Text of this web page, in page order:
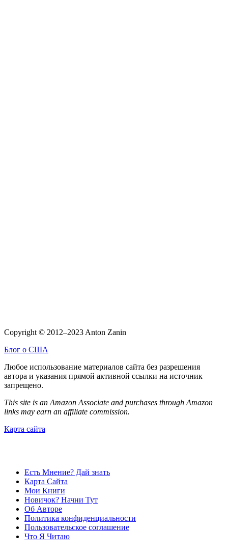
Copyright © 2012–2023 Anton Zanin
Блог о США
Любое использование материалов сайта без разрешения
автора и указания прямой активной ссылки на источник
запрещено.
This site is an Amazon Associate and purchases through Amazon
links may earn an affiliate commission.
Карта сайта
Есть Мнение? Дай знать
Карта Сайта
Мои Книги
Новичок? Начни Тут
Об Авторе
Политика конфиденциальности
Пользовательское соглашение
Что Я Читаю